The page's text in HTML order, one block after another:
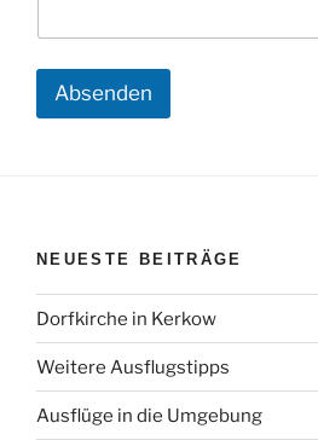
Absenden
NEUESTE BEITRÄGE
Dorfkirche in Kerkow
Weitere Ausflugstipps
Ausflüge in die Umgebung